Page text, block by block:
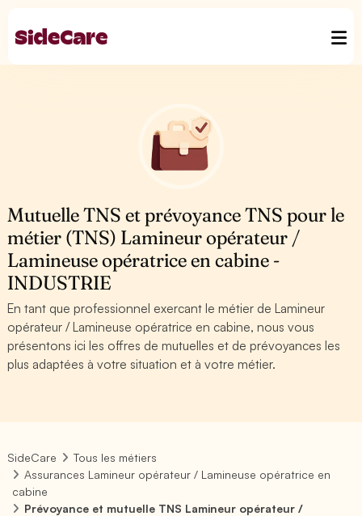
Mutuelle TNS et prévoyance TNS pour le
métier (TNS) Lamineur opérateur /
Lamineuse opératrice en cabine -
INDUSTRIE
En tant que professionnel exercant le métier de Lamineur
opérateur / Lamineuse opératrice en cabine, nous vous
présentons ici les offres de mutuelles et de prévoyances les
plus adaptées à votre situation et à votre métier.
SideCare
Tous les métiers
Assurances Lamineur opérateur / Lamineuse opératrice en
cabine
Prévoyance et mutuelle TNS Lamineur opérateur /